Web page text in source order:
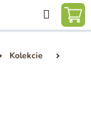
Hľadať
Kolekcie